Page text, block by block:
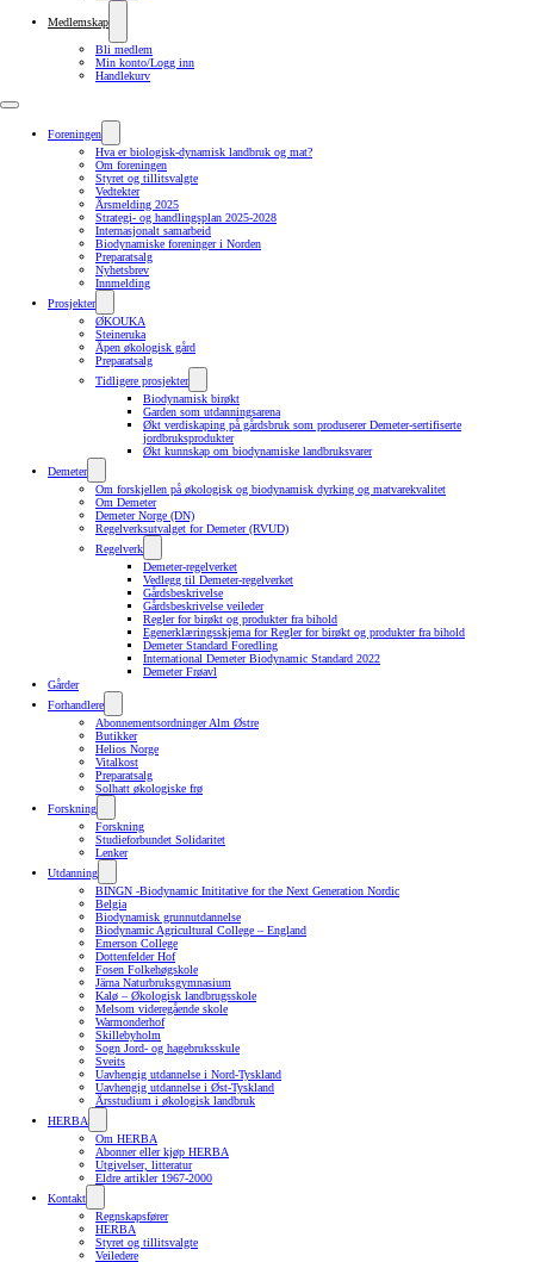
Medlemskap
Bli medlem
Min konto/Logg inn
Handlekurv
Foreningen
Hva er biologisk-dynamisk landbruk og mat?
Om foreningen
Styret og tillitsvalgte
Vedtekter
Årsmelding 2025
Strategi- og handlingsplan 2025-2028
Internasjonalt samarbeid
Biodynamiske foreninger i Norden
Preparatsalg
Nyhetsbrev
Innmelding
Prosjekter
ØKOUKA
Steineruka
Åpen økologisk gård
Preparatsalg
Tidligere prosjekter
Biodynamisk birøkt
Garden som utdanningsarena
Økt verdiskaping på gårdsbruk som produserer Demeter-sertifiserte
jordbruksprodukter
Økt kunnskap om biodynamiske landbruksvarer
Demeter
Om forskjellen på økologisk og biodynamisk dyrking og matvarekvalitet
Om Demeter
Demeter Norge (DN)
Regelverksutvalget for Demeter (RVUD)
Regelverk
Demeter-regelverket
Vedlegg til Demeter-regelverket
Gårdsbeskrivelse
Gårdsbeskrivelse veileder
Regler for birøkt og produkter fra bihold
Egenerklæringsskjema for Regler for birøkt og produkter fra bihold
Demeter Standard Foredling
International Demeter Biodynamic Standard 2022
Demeter Frøavl
Gårder
Forhandlere
Abonnementsordninger Alm Østre
Butikker
Helios Norge
Vitalkost
Preparatsalg
Solhatt økologiske frø
Forskning
Forskning
Studieforbundet Solidaritet
Lenker
Utdanning
BINGN -Biodynamic Inititative for the Next Generation Nordic
Belgia
Biodynamisk grunnutdannelse
Biodynamic Agricultural College – England
Emerson College
Dottenfelder Hof
Fosen Folkehøgskole
Järna Naturbruksgymnasium
Kalø – Økologisk landbrugsskole
Melsom videregående skole
Warmonderhof
Skillebyholm
Sogn Jord- og hagebruksskule
Sveits
Uavhengig utdannelse i Nord-Tyskland
Uavhengig utdannelse i Øst-Tyskland
Årsstudium i økologisk landbruk
HERBA
Om HERBA
Abonner eller kjøp HERBA
Utgivelser, litteratur
Eldre artikler 1967-2000
Kontakt
Regnskapsfører
HERBA
Styret og tillitsvalgte
Veiledere